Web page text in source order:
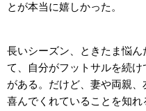
とが本当に嬉しかった。
長いシーズン、ときたま悩
て、自分がフットサルを続
がある。だけど、妻や両親
喜んでくれていることを知